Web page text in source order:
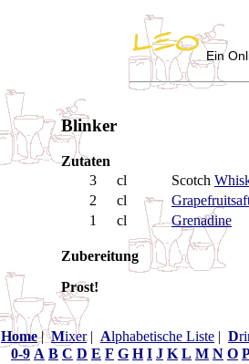
Ein
Blinker
Zutaten
3
cl Scotch
2
cl
1
cl Grenadine
Zubereitung
Prost!
Home|Mixer| Alphabetische Liste | D
0-9 A B C D E F G H I J K L M N O